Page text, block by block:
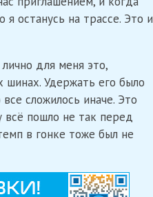
останусь на трассе. Это и
для меня это,
шинах. Удержать его было
сложилось иначе. Это
всё пошло не так перед
в гонке тоже был не